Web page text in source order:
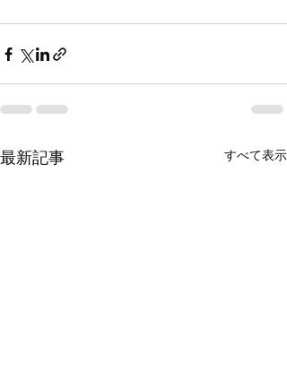
最新記事 すべて表示